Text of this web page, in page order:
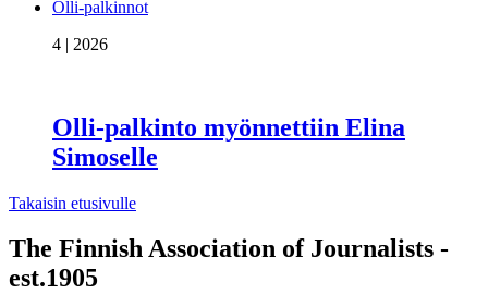
Olli-palkinnot
4 | 2026
Olli-palkinto myönnettiin Elina
Simoselle
Takaisin etusivulle
The Finnish Association of Journalists -
est.1905